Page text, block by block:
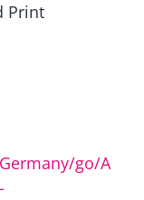
Print
go/A